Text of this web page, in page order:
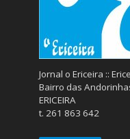
Jornal o Ericeira ::
Bairro das
ERICEIRA
t. 261 863 642